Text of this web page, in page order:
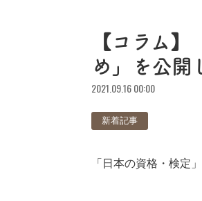
【コラム
め」を公開
2021.09.16 00:00
新着記事
「日本の資格・検